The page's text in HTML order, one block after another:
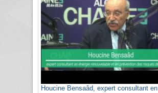
Houcine Bensaâd, expert consultant